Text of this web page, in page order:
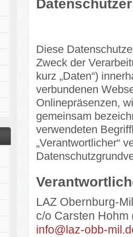
Diese
Zweck der
kurz „Daten“)
verbundenen
Onlinepräsenzen,
gemeinsam
verwendeten
„Verantwortlicher“
LAZ Obernburg-
c/o Carsten Hohm
info@laz-obb-